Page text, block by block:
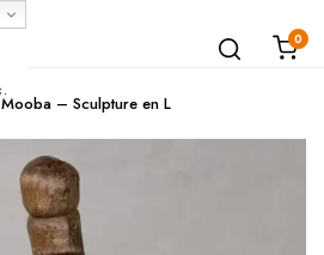
0
Mooba – Sculpture en L